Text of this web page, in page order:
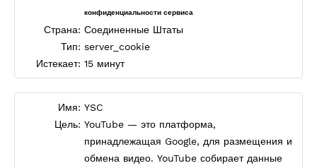
конфиденциальности сервиса
Страна: Соединенные Штаты
Тип: server_cookie
Истекает: 15 минут
Имя: YSC
Цель: YouTube — это платформа,
принадлежащая Google, для размещения и
обмена видео. YouTube собирает данные